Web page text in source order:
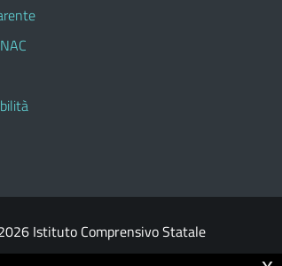
Istituto Comprensivo Statale